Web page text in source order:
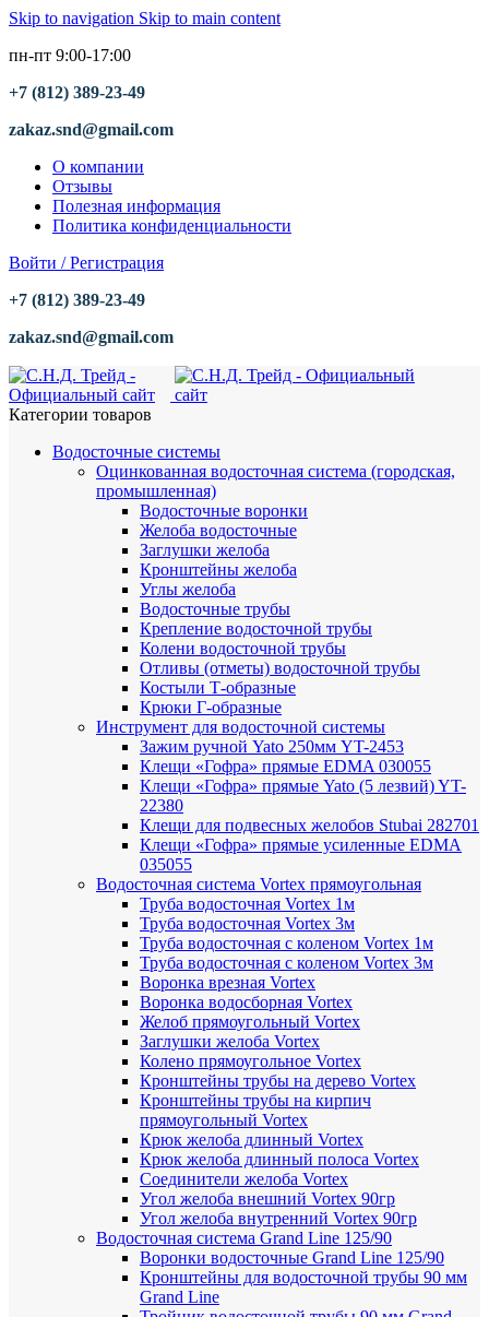
Skip to navigation Skip to main content
пн-пт 9:00-17:00
+7 (812) 389-23-49
zakaz.snd@gmail.com
О компании
Отзывы
Полезная информация
Политика конфиденциальности
Войти / Регистрация
+7 (812) 389-23-49
zakaz.snd@gmail.com
Категории товаров
Водосточные системы
Оцинкованная водосточная система (городская,
промышленная)
Водосточные воронки
Желоба водосточные
Заглушки желоба
Кронштейны желоба
Углы желоба
Водосточные трубы
Крепление водосточной трубы
Колени водосточной трубы
Отливы (отметы) водосточной трубы
Костыли Т-образные
Крюки Г-образные
Инструмент для водосточной системы
Зажим ручной Yato 250мм YT-2453
Клещи «Гофра» прямые EDMA 030055
Клещи «Гофра» прямые Yato (5 лезвий) YT-
22380
Клещи для подвесных желобов Stubai 282701
Клещи «Гофра» прямые усиленные EDMA
035055
Водосточная система Vortex прямоугольная
Труба водосточная Vortex 1м
Труба водосточная Vortex 3м
Труба водосточная с коленом Vortex 1м
Труба водосточная с коленом Vortex 3м
Воронка врезная Vortex
Воронка водосборная Vortex
Желоб прямоугольный Vortex
Заглушки желоба Vortex
Колено прямоугольное Vortex
Кронштейны трубы на дерево Vortex
Кронштейны трубы на кирпич
прямоугольный Vortex
Крюк желоба длинный Vortex
Крюк желоба длинный полоса Vortex
Соединители желоба Vortex
Угол желоба внешний Vortex 90гр
Угол желоба внутренний Vortex 90гр
Водосточная система Grand Line 125/90
Воронки водосточные Grand Line 125/90
Кронштейны для водосточной трубы 90 мм
Grand Line